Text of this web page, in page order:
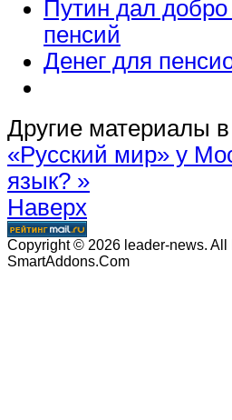
Путин дал
пенсий
Денег для
Другие материалы в
«Русский мир» у
язык? »
Наверх
Copyright © 2026 leader-news.
SmartAddons.Com